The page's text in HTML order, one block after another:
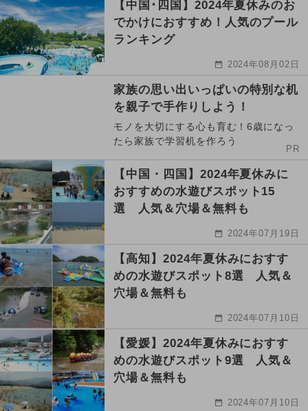
【中国･四国】2024年夏休みのお
でかけにおすすめ！人気のプール
ランキング
2024年08月02日
家族の思い出いっぱいの特別な机
を親子で手作りしよう！
モノを大切にする心も育む！6歳になっ
たら家族で学習机を作ろう
PR
【中国・四国】2024年夏休みに
おすすめの水遊びスポット15
選 人気＆穴場＆無料も
2024年07月19日
【高知】2024年夏休みにおすす
めの水遊びスポット8選 人気＆
穴場＆無料も
2024年07月10日
【愛媛】2024年夏休みにおすす
めの水遊びスポット9選 人気＆
穴場＆無料も
2024年07月10日